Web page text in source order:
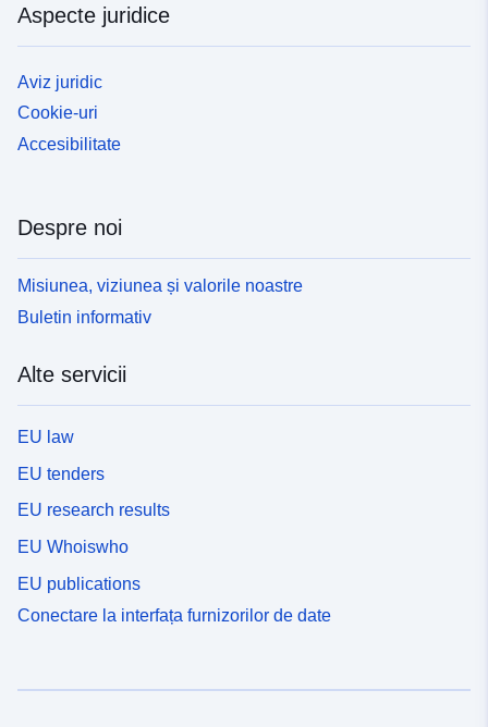
Aspecte juridice
Aviz juridic
Cookie-uri
Accesibilitate
Despre noi
Misiunea, viziunea și valorile noastre
Buletin informativ
Alte servicii
EU law
EU tenders
EU research results
EU Whoiswho
EU publications
Conectare la interfața furnizorilor de date